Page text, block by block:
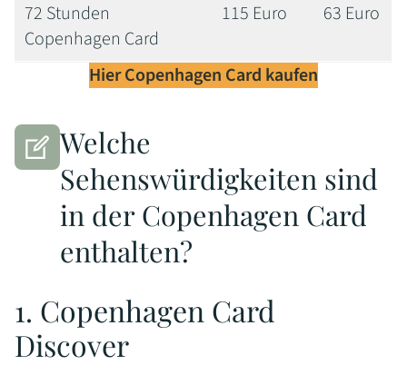
72 Stunden
Copenhagen Card
115 Euro 63 Euro
Hier Copenhagen Card kaufen
Welche
Sehenswürdigkeiten sind
in der Copenhagen Card
enthalten?
1. Copenhagen Card
Discover